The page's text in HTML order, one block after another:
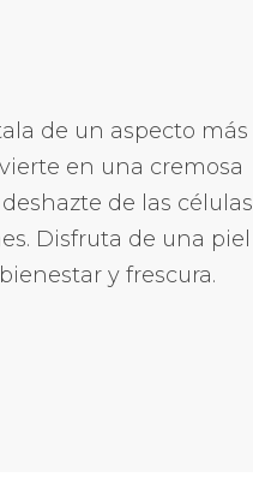
de un aspecto más
en una cremosa
de las células
Disfruta de una piel
y frescura.